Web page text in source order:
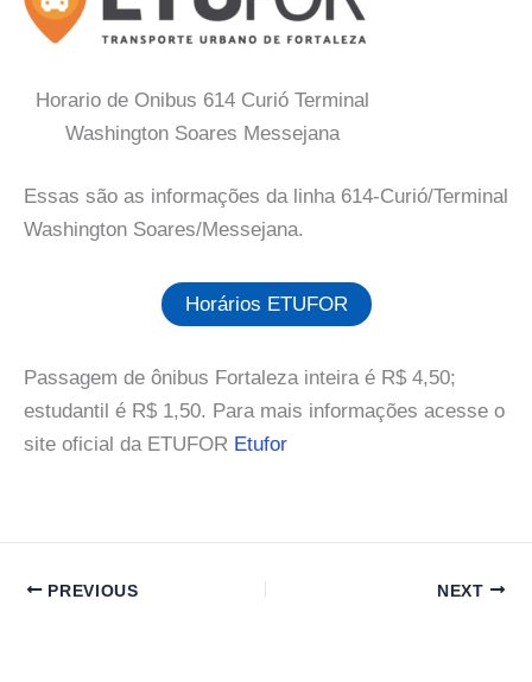
Horario de Onibus 614 Curió Terminal
Washington Soares Messejana
Essas são as informações da linha 614-Curió/Terminal
Washington Soares/Messejana.
Horários ETUFOR
Passagem de ônibus Fortaleza inteira é R$ 4,50;
estudantil é R$ 1,50. Para mais informações acesse o
site oficial da ETUFOR Etufor
PREVIOUS NEXT